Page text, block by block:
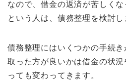
なので、借金の返済が苦しく
という人は、債務整理を検討し
債務整理にはいくつかの手続
取った方が良いかは借金の状
っても変わってきます。